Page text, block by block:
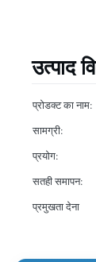
उत्पाद
प्रोडक्ट का नाम:
सामग्री:
प्रयोग:
सतही समापन:
प्रमुखता देना